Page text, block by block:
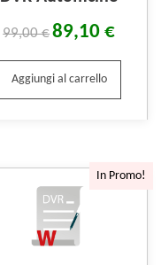
99,00€89,10€
Aggiungi al carrello
In Promo!